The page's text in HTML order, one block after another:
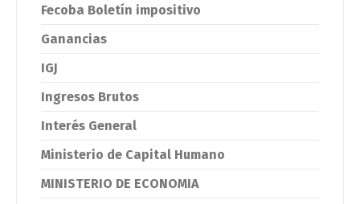
Fecoba Boletín impositivo
Ganancias
IGJ
Ingresos Brutos
Interés General
Ministerio de Capital Humano
MINISTERIO DE ECONOMIA